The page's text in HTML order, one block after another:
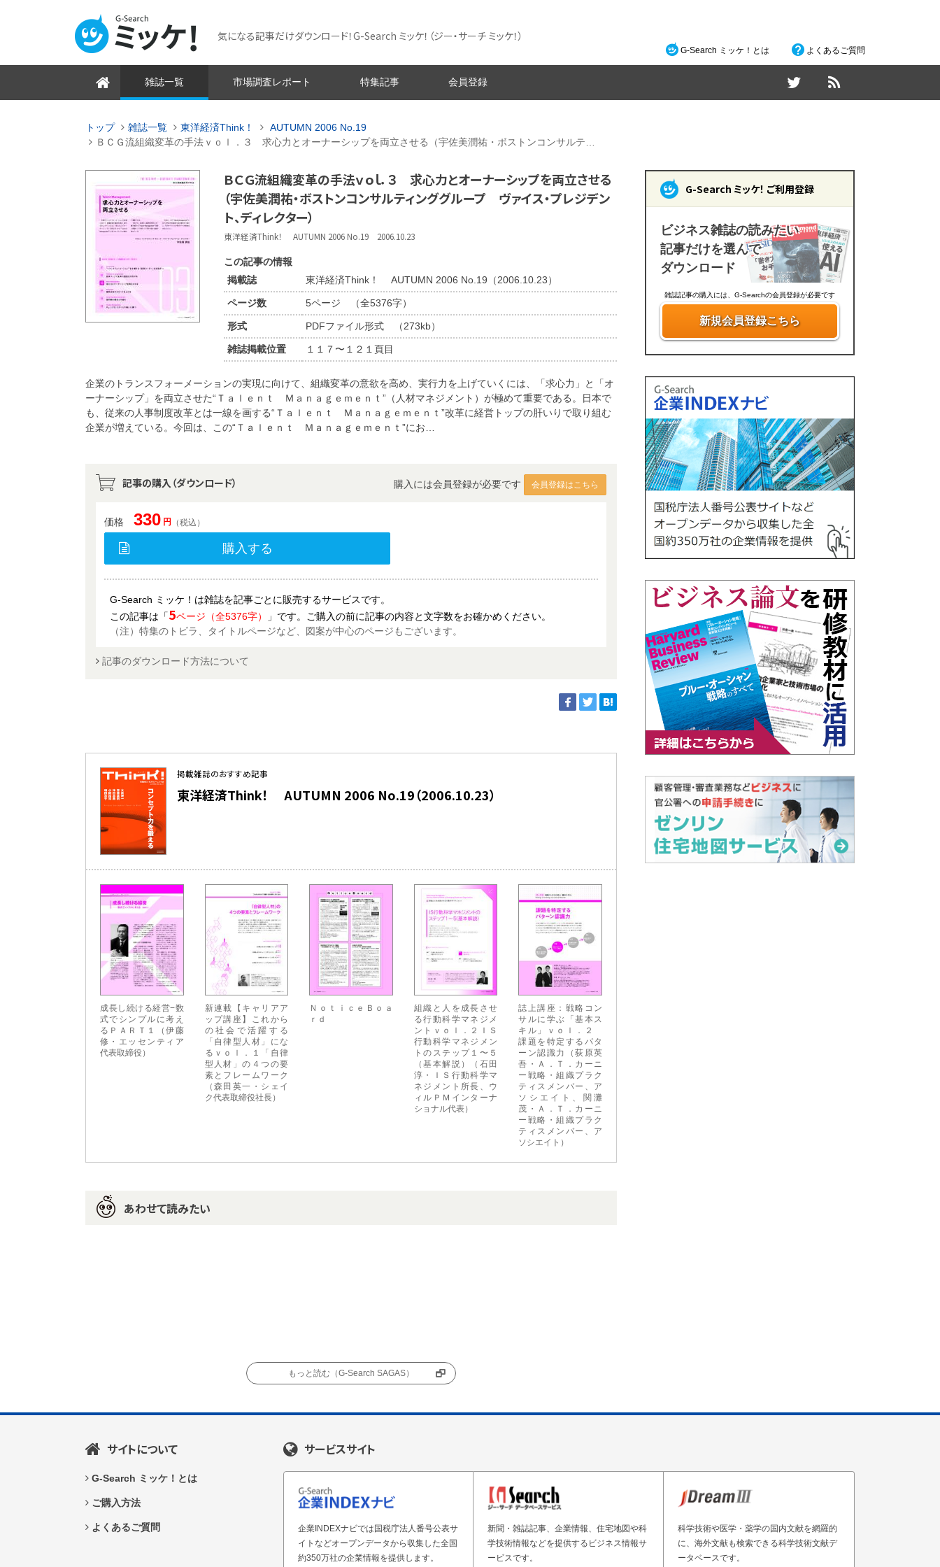
気になる記事だけダウンロード！G-Search ミッケ！ （ジー・サーチ ミッケ！）
G-Search ミッケ！とは よくあるご質問
雑誌一覧 市場調査レポート 特集記事 会員登録
トップ 雑誌一覧 東洋経済Think！
AUTUMN 2006 No.19
ＢＣＧ流組織変革の手法ｖｏｌ．３ 求心力とオーナーシップを両立させる（宇佐美潤祐・ボストンコンサルテ…
ＢＣＧ流組織変革の手法ｖｏｌ．３ 求心力とオーナーシップを両立させる
（宇佐美潤祐・ボストンコンサルティンググループ ヴァイス・プレジデン
ト、ディレクター）
東洋経済Think！ AUTUMN 2006 No.19 2006.10.23
この記事の情報
掲載誌
東洋経済Think！ AUTUMN 2006 No.19（2006.10.23）
ページ数 5ページ （全5376字）
形式 PDFファイル形式 （273kb）
雑誌掲載位置 １１７〜１２１頁目
企業のトランスフォーメーションの実現に向けて、組織変革の意欲を高め、実行力を上げていくには、「求心力」と「オ
ーナーシップ」を両立させた“Ｔａｌｅｎｔ Ｍａｎａｇｅｍｅｎｔ”（人材マネジメント）が極めて重要である。日本で
も、従来の人事制度改革とは一線を画する“Ｔａｌｅｎｔ Ｍａｎａｇｅｍｅｎｔ”改革に経営トップの肝いりで取り組む
企業が増えている。今回は、この“Ｔａｌｅｎｔ Ｍａｎａｇｅｍｅｎｔ”にお…
記事の購入（ダウンロード） 購入には会員登録が必要です 会員登録はこちら
価格 330 円 （税込）
購入する
G-Search ミッケ！は雑誌を記事ごとに販売するサービスです。
この記事は「5ページ（全5376字）
」です。ご購入の前に記事の内容と文字数をお確かめください。
（注）特集のトビラ、タイトルページなど、図案が中心のページもございます。
記事のダウンロード方法について
掲載雑誌のおすすめ記事
東洋経済Think！ AUTUMN 2006 No.19（2006.10.23）
成長し続ける経営−数
式でシンプルに考え
るＰＡＲＴ１（伊藤
修・エッセンティア
代表取締役）
新連載【キャリアア
ップ講座】これから
の社会で活躍する
「自律型人材」にな
るｖｏｌ．１「自律
型人材」の４つの要
素とフレームワーク
（森田英一・シェイ
ク代表取締役社長）
ＮｏｔｉｃｅＢｏａ
ｒｄ
組織と人を成長させ
る行動科学マネジメ
ントｖｏｌ．２ＩＳ
行動科学マネジメン
トのステップ１〜５
（基本解説）（石田
淳・ＩＳ行動科学マ
ネジメント所長、ウ
ィルＰＭインターナ
ショナル代表）
誌上講座：戦略コン
サルに学ぶ「基本ス
キル」ｖｏｌ．２
課題を特定するパタ
ーン認識力（荻原英
吾・Ａ．Ｔ．カーニ
ー戦略・組織プラク
ティスメンバー、ア
ソシエイト、関灘
茂・Ａ．Ｔ．カーニ
ー戦略・組織プラク
ティスメンバー、ア
ソシエイト）
あわせて読みたい
もっと読む（G-Search SAGAS）
G-Search ミッケ！ ご利用登録
ビジネス雑誌の読みたい
記事だけを選んで
ダウンロード
雑誌記事の購入には、G-Searchの会員登録が必要です
新規会員登録こちら
サイトについて
G-Search ミッケ！とは
ご購入方法
よくあるご質問
サービスサイト
企業INDEXナビでは国税庁法人番号公表サ
イトなどオープンデータから収集した全国
約350万社の企業情報を提供します。
新聞・雑誌記事、企業情報、住宅地図や科
学技術情報などを提供するビジネス情報サ
ービスです。
科学技術や医学・薬学の国内文献を網羅的
に、海外文献も検索できる科学技術文献デ
ータベースです。